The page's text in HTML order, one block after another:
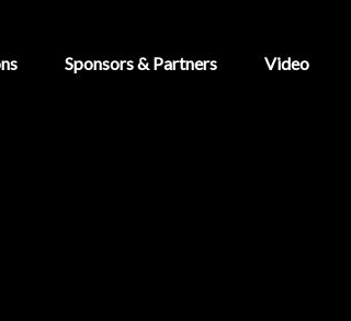
Sponsors & Partners Video